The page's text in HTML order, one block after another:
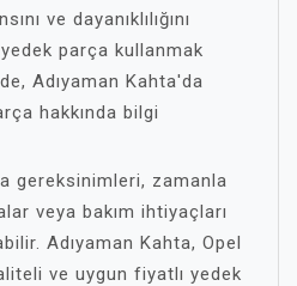
ve dayanıklılığını
parça kullanmak
Adıyaman Kahta'da
hakkında bilgi
gereksinimleri, zamanla
veya bakım ihtiyaçları
Adıyaman Kahta, Opel
ve uygun fiyatlı yedek